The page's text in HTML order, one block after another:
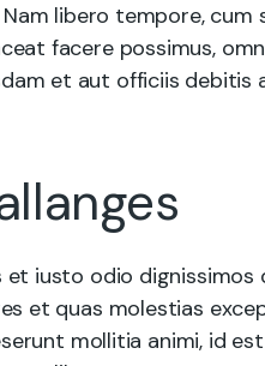
libero tempore,
facere possimus,
et aut officiis debitis
iusto odio
et quas molestias
mollitia animi, id